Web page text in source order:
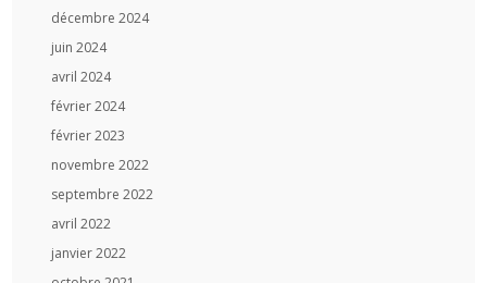
décembre 2024
juin 2024
avril 2024
février 2024
février 2023
novembre 2022
septembre 2022
avril 2022
janvier 2022